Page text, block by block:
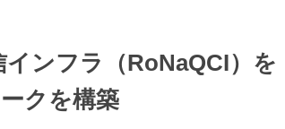
ンフラ（RoNaQCI）を
クを構築